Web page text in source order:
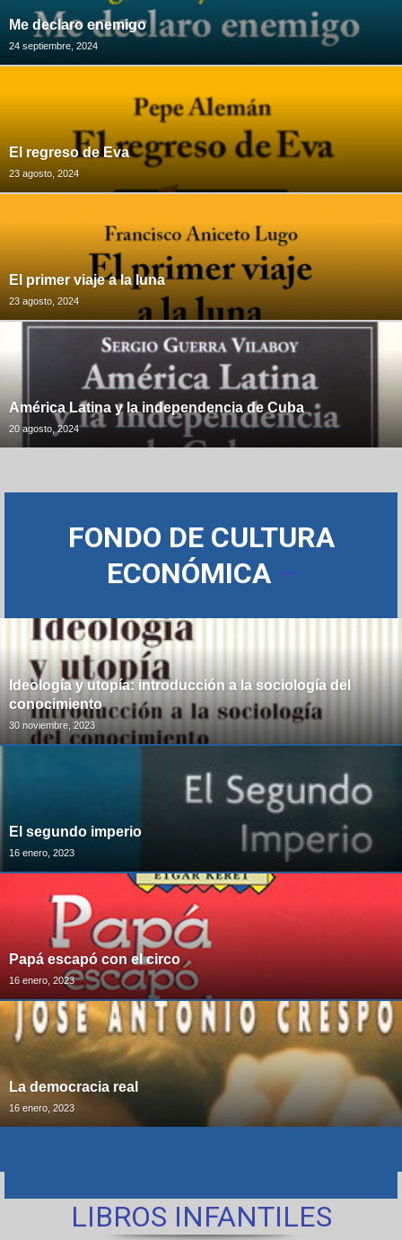
Me declaro enemigo
24 septiembre, 2024
El regreso de Eva
23 agosto, 2024
El primer viaje a la luna
23 agosto, 2024
América Latina y la independencia de Cuba
20 agosto, 2024
FONDO DE CULTURA
ECONÓMICA
Ideología y utopía: introducción a la sociología del
conocimiento
30 noviembre, 2023
El segundo imperio
16 enero, 2023
Papá escapó con el circo
16 enero, 2023
La democracia real
16 enero, 2023
LIBROS INFANTILES